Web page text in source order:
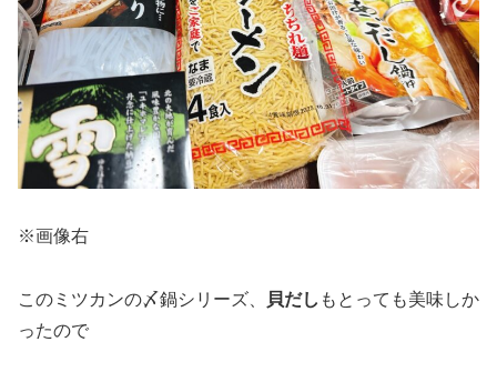
※画像右
このミツカンの〆鍋シリーズ、 貝だし もとっても美味しか
ったので